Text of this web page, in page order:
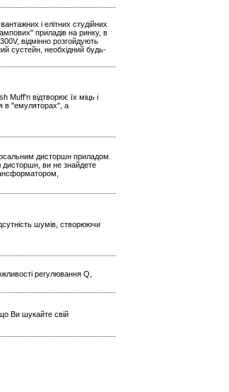
і елітних студійних
приладів на ринку, в
відмінно розгойдують
сустейн, необхідний будь-
Muff'n відтворює їх міць і
в "емуляторах", а
дисторшн приладом.
дисторшн, ви не знайдете
шумів, створюючи
регулювання Q,
Ви шукайте свій